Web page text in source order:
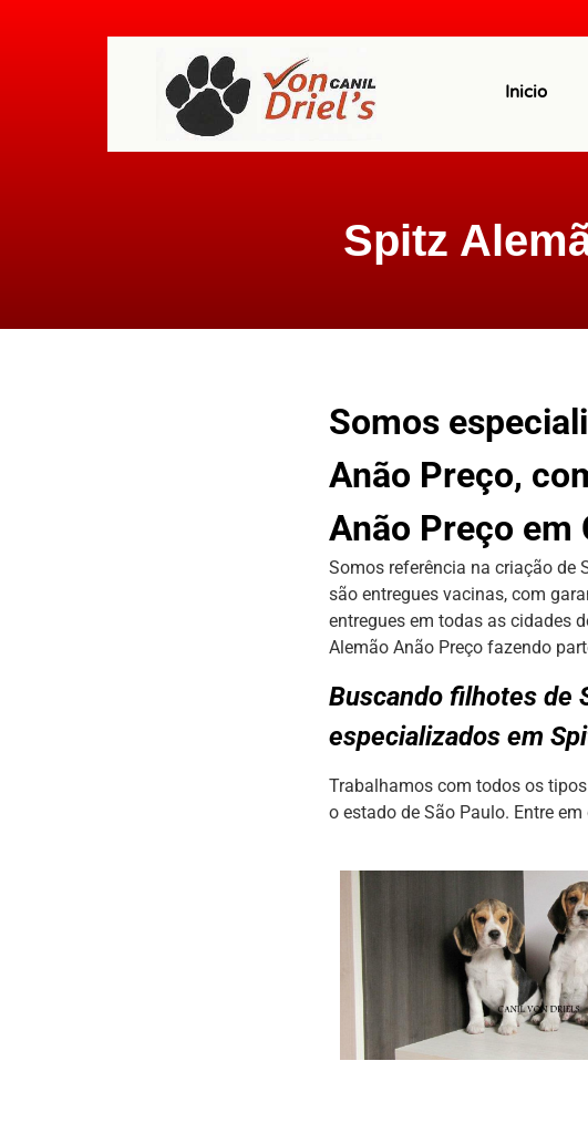
Inicio
Spitz
Somos
Anão Preço,
Anão Preço em
Somos referência na criação de
são entregues vacinas, com
entregues em todas as cidades
Alemão Anão Preço fazendo
Buscando filhotes de
especializados em
Trabalhamos com todos os
o estado de São Paulo. Entre